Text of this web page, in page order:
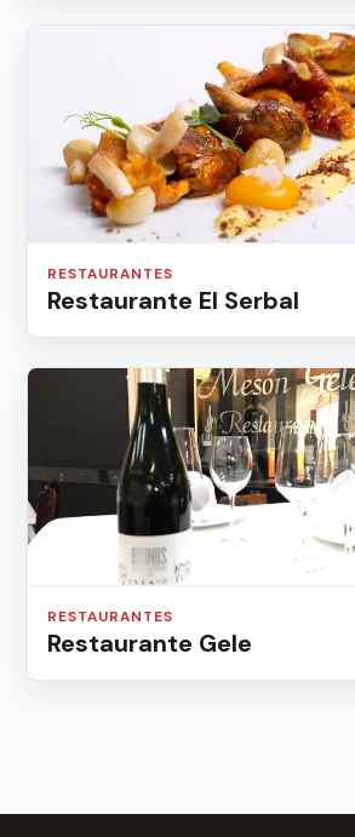
RESTAURANTES
Restaurante El Serbal
RESTAURANTES
Restaurante Gele